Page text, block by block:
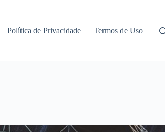
Política de Privacidade Termos de Uso